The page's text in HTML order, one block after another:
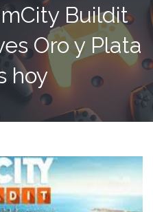
Buildit
Oro y Plata
hoy